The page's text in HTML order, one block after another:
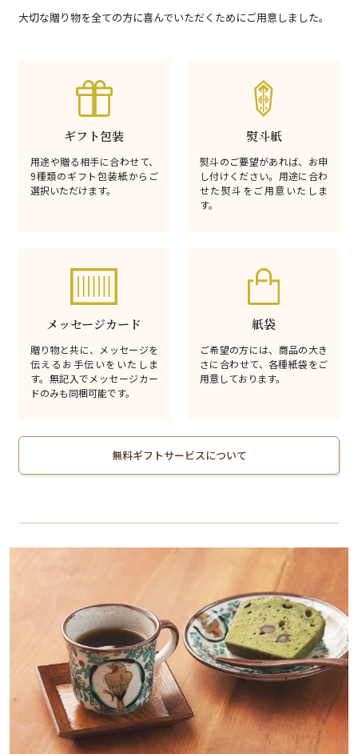
大切な贈り物を全ての方に喜んでいただくためにご用意しました。
ギフト包装
用途や贈る相手に合わせて、
9種類のギフト包装紙からご
選択いただけます。
熨斗紙
熨斗のご要望があれば、お申
し付けください。用途に合わ
せた熨斗をご用意いたしま
す。
メッセージカード
贈り物と共に、メッセージを
伝えるお手伝いをいたしま
す。無記入でメッセージカー
ドのみも同梱可能です。
紙袋
ご希望の方には、商品の大き
さに合わせて、各種紙袋をご
用意しております。
無料ギフトサービスについて